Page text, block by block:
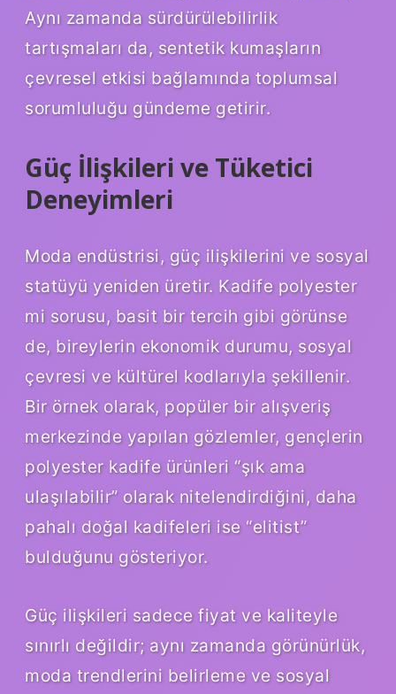
Aynı zamanda sürdürülebilirlik
tartışmaları da, sentetik kumaşların
çevresel etkisi bağlamında toplumsal
sorumluluğu gündeme getirir.
Güç İlişkileri ve Tüketici
Deneyimleri
Moda endüstrisi, güç ilişkilerini ve sosyal
statüyü yeniden üretir. Kadife polyester
mi sorusu, basit bir tercih gibi görünse
de, bireylerin ekonomik durumu, sosyal
çevresi ve kültürel kodlarıyla şekillenir.
Bir örnek olarak, popüler bir alışveriş
merkezinde yapılan gözlemler, gençlerin
polyester kadife ürünleri “şık ama
ulaşılabilir” olarak nitelendirdiğini, daha
pahalı doğal kadifeleri ise “elitist”
bulduğunu gösteriyor.
Güç ilişkileri sadece fiyat ve kaliteyle
sınırlı değildir; aynı zamanda görünürlük,
moda trendlerini belirleme ve sosyal